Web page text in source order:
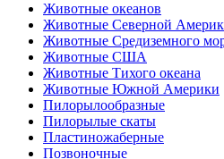
Животные океанов
Животные Северной
Животные Средиземного
Животные США
Животные Тихого океана
Животные Южной Америки
Пилорылообразные
Пилорылые скаты
Пластиножаберные
Позвоночные